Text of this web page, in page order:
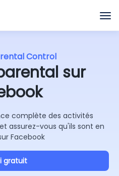
Control
sur
complète des activités
assurez-vous qu'ils sont en
Facebook
gratuit